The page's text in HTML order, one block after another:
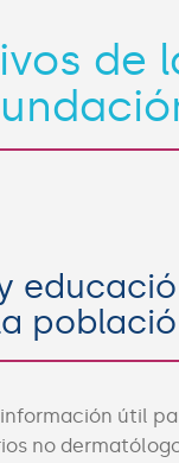
de
útil
no